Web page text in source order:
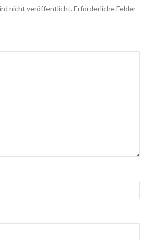
nicht veröffentlicht. Erforderliche Felder